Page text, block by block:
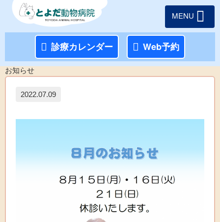
診療カレンダー Web予約
MENU
お知らせ
2022.07.09